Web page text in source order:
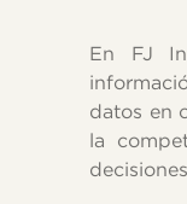
En FJ
datos en
la